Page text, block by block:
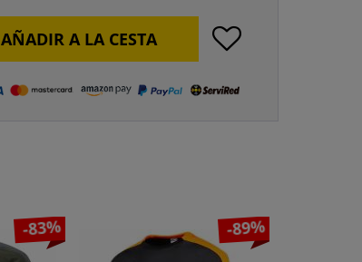
AÑADIR A LA CESTA
-83% -89%